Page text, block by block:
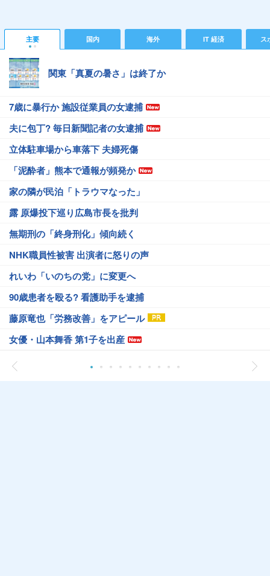
主要 国内 海外 IT 経済 ス
関東「真夏の暑さ」は終了か
7歳に暴行か 施設従業員の女逮捕
夫に包丁? 毎日新聞記者の女逮捕
立体駐車場から車落下 夫婦死傷
「泥酔者」熊本で通報が頻発か
家の隣が民泊「トラウマなった」
露 原爆投下巡り広島市長を批判
無期刑の「終身刑化」傾向続く
NHK職員性被害 出演者に怒りの声
れいわ「いのちの党」に変更へ
90歳患者を殴る? 看護助手を逮捕
藤原竜也「労務改善」をアピール
女優・山本舞香 第1子を出産